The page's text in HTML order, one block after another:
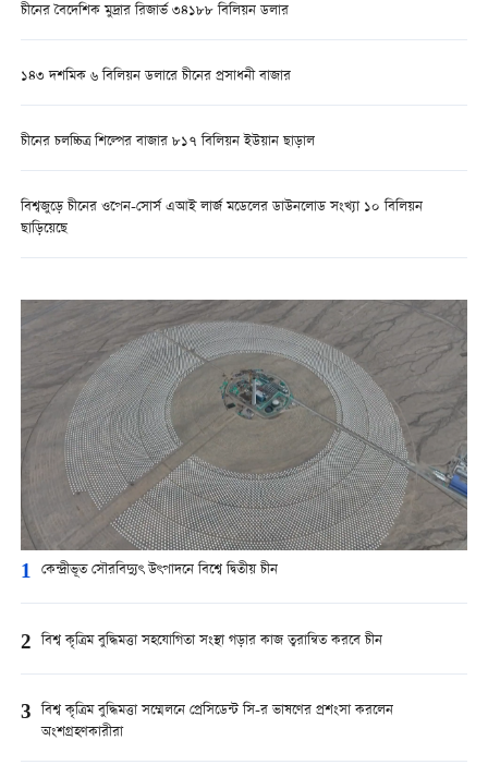
চীনের বৈদেশিক মুদ্রার রিজার্ভ ৩৪১৮৮ বিলিয়ন ডলার
১৪৩ দশমিক ৬ বিলিয়ন ডলারে চীনের প্রসাধনী বাজার
চীনের চলচ্চিত্র শিল্পের বাজার ৮১৭ বিলিয়ন ইউয়ান ছাড়াল
বিশ্বজুড়ে চীনের ওপেন-সোর্স এআই লার্জ মডেলের ডাউনলোড সংখ্যা ১০ বিলিয়ন
ছাড়িয়েছে
1 কেন্দ্রীভূত সৌরবিদ্যুৎ উৎপাদনে বিশ্বে দ্বিতীয় চীন
2 বিশ্ব কৃত্রিম বুদ্ধিমত্তা সহযোগিতা সংস্থা গড়ার কাজ ত্বরান্বিত করবে চীন
3 বিশ্ব কৃত্রিম বুদ্ধিমত্তা সম্মেলনে প্রেসিডেন্ট সি-র ভাষণের প্রশংসা করলেন
অংশগ্রহণকারীরা